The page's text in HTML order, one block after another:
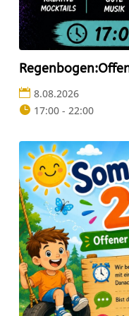
8.08.2026
17:00 - 22:00